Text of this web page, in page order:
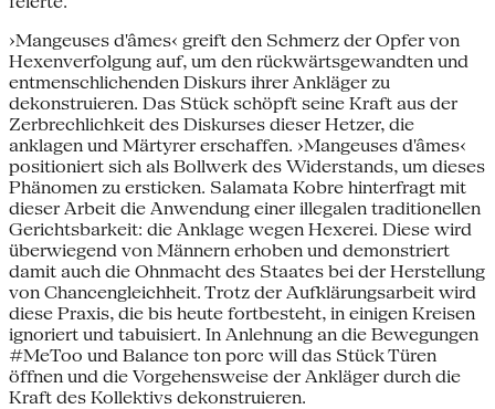
›Mangeuses d'âmes‹ greift den Schmerz der Opfer von
Hexenverfolgung auf, um den rückwärtsgewandten und
entmenschlichenden Diskurs ihrer Ankläger zu
dekonstruieren. Das Stück schöpft seine Kraft aus der
Zerbrechlichkeit des Diskurses dieser Hetzer, die
anklagen und Märtyrer erschaffen. ›Mangeuses d'âmes‹
positioniert sich als Bollwerk des Widerstands, um dieses
Phänomen zu ersticken. Salamata Kobre hinterfragt mit
dieser Arbeit die Anwendung einer illegalen traditionellen
Gerichtsbarkeit: die Anklage wegen Hexerei. Diese wird
überwiegend von Männern erhoben und demonstriert
damit auch die Ohnmacht des Staates bei der Herstellung
von Chancengleichheit. Trotz der Aufklärungsarbeit wird
diese Praxis, die bis heute fortbesteht, in einigen Kreisen
ignoriert und tabuisiert. In Anlehnung an die Bewegungen
#MeToo und Balance ton porc will das Stück Türen
öffnen und die Vorgehensweise der Ankläger durch die
Kraft des Kollektivs dekonstruieren.